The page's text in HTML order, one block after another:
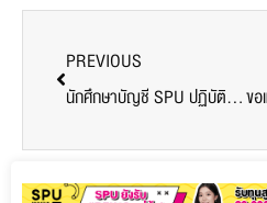
PREVIOUS
นักศึกษาบัญชี SPU ปฏิบัติงานสหกิจศึกษา @ บริษัทมหาชน ข้ามชาติ และองค์กรชั้นนำ